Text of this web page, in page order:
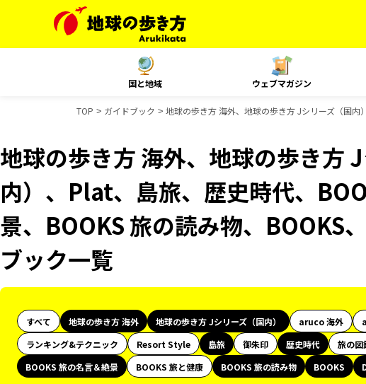
国と地域 ウェブマガジン
TOP ガイドブック 地球の歩き方 海外、地球の歩き方 Jシリーズ（国
地球の歩き方 海外、地球の歩き方
内）、Plat、島旅、歴史時代、
景、BOOKS 旅の読み物、BOOKS
ブック一覧
すべて 地球の歩き方 海外 地球の歩き方 Jシリーズ（国内） aruco 海外
ランキング&テクニック
Resort Style 島旅 御朱印 歴史時代 旅の図
BOOKS 旅の名言＆絶景
BOOKS 旅と健康 BOOKS 旅の読み物 BOOKS